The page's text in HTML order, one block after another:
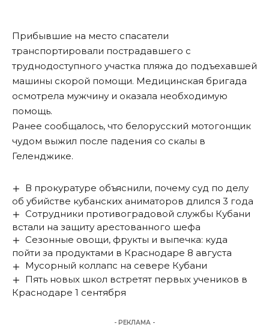
Прибывшие на место спасатели
транспортировали пострадавшего с
труднодоступного участка пляжа до подъехавшей
машины скорой помощи. Медицинская бригада
осмотрела мужчину и оказала необходимую
помощь.
Ранее сообщалось, что белорусский мотогонщик
чудом выжил после падения со скалы в
Геленджике.
В прокуратуре объяснили, почему суд по делу
об убийстве кубанских аниматоров длился 3 года
Сотрудники противоградовой службы Кубани
встали на защиту арестованного шефа
Сезонные овощи, фрукты и выпечка: куда
пойти за продуктами в Краснодаре 8 августа
Мусорный коллапс на севере Кубани
Пять новых школ встретят первых учеников в
Краснодаре 1 сентября
- РЕКЛАМА -